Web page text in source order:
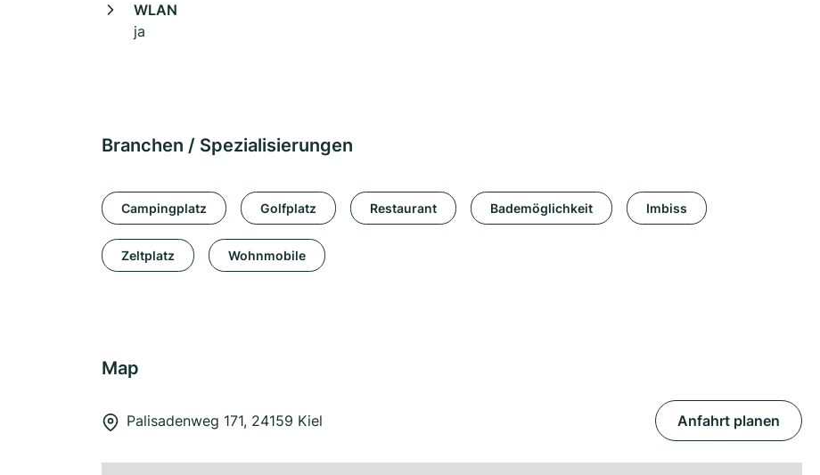
WLAN
ja
Branchen / Spezialisierungen
Campingplatz Golfplatz Restaurant Bademöglichkeit Imbiss
Zeltplatz Wohnmobile
Map
Palisadenweg 171, 24159 Kiel Anfahrt planen